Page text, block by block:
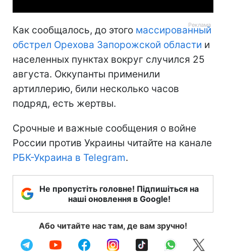
Как сообщалось, до этого массированный
обстрел Орехова Запорожской области и
населенных пунктах вокруг случился 25
августа. Оккупанты применили
артиллерию, били несколько часов
подряд, есть жертвы.
Срочные и важные сообщения о войне
России против Украины читайте на канале
РБК-Украина в Telegram.
Не пропустіть головне! Підпишіться на
наші оновлення в Google!
Або читайте нас там, де вам зручно!